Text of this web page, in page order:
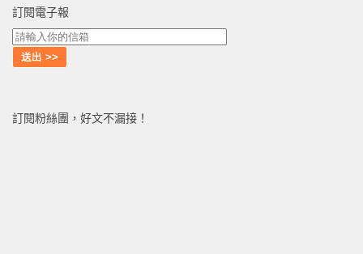
訂閱電子報
訂閱粉絲團，好文不漏接！